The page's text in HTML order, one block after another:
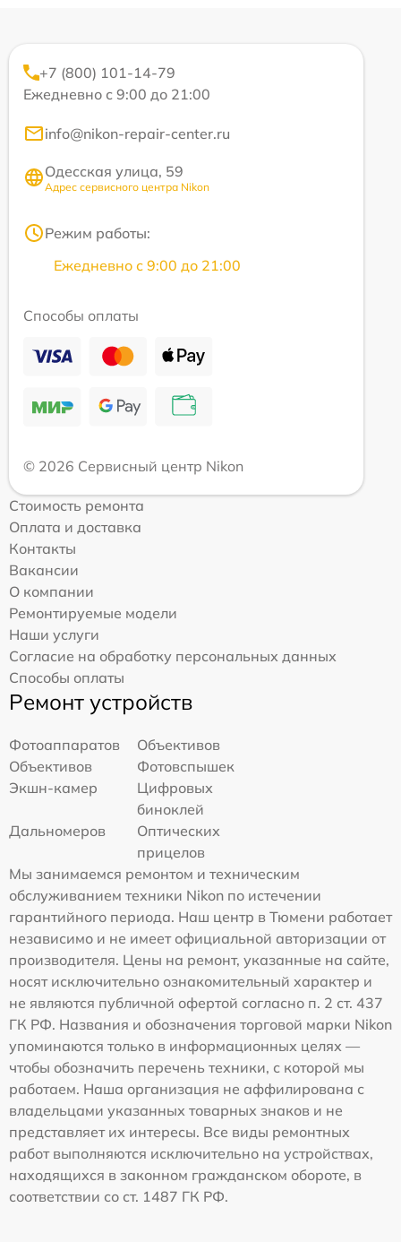
+7 (800) 101-14-79
Ежедневно с 9:00 до 21:00
info@nikon-repair-center.ru
Одесская улица, 59
Адрес сервисного центра Nikon
Режим работы:
Ежедневно с 9:00 до 21:00
Способы оплаты
© 2026 Сервисный центр Nikon
Стоимость ремонта
Оплата и доставка
Контакты
Вакансии
О компании
Ремонтируемые модели
Наши услуги
Согласие на обработку персональных данных
Способы оплаты
Ремонт устройств
Фотоаппаратов
Объективов
Объективов
Фотовспышек
Экшн-камер
Цифровых
биноклей
Дальномеров
Оптических
прицелов
Мы занимаемся ремонтом и техническим
обслуживанием техники Nikon по истечении
гарантийного периода. Наш центр в Тюмени работает
независимо и не имеет официальной авторизации от
производителя. Цены на ремонт, указанные на сайте,
носят исключительно ознакомительный характер и
не являются публичной офертой согласно п. 2 ст. 437
ГК РФ. Названия и обозначения торговой марки Nikon
упоминаются только в информационных целях —
чтобы обозначить перечень техники, с которой мы
работаем. Наша организация не аффилирована с
владельцами указанных товарных знаков и не
представляет их интересы. Все виды ремонтных
работ выполняются исключительно на устройствах,
находящихся в законном гражданском обороте, в
соответствии со ст. 1487 ГК РФ.